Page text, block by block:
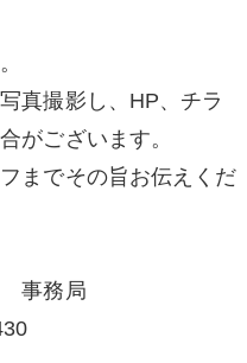
真撮影し、HP、チラ
がございます。
までその旨お伝えくだ
事務局